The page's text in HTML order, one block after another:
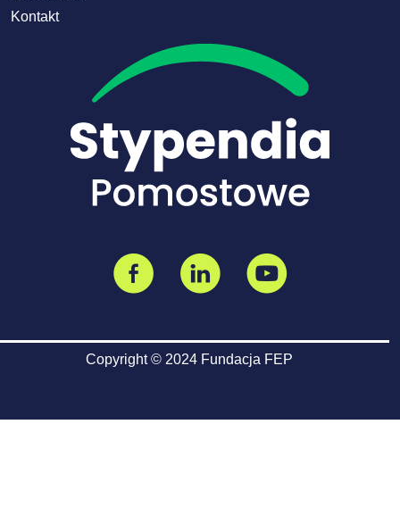
Kontakt
Copyright © 2024 Fundacja FEP